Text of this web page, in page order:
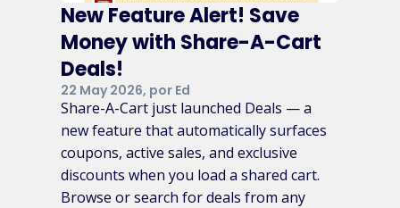
New Feature Alert! Save
Money with Share-A-Cart
Deals!
22 May 2026, por Ed
Share-A-Cart just launched Deals — a
new feature that automatically surfaces
coupons, active sales, and exclusive
discounts when you load a shared cart.
Browse or search for deals from any